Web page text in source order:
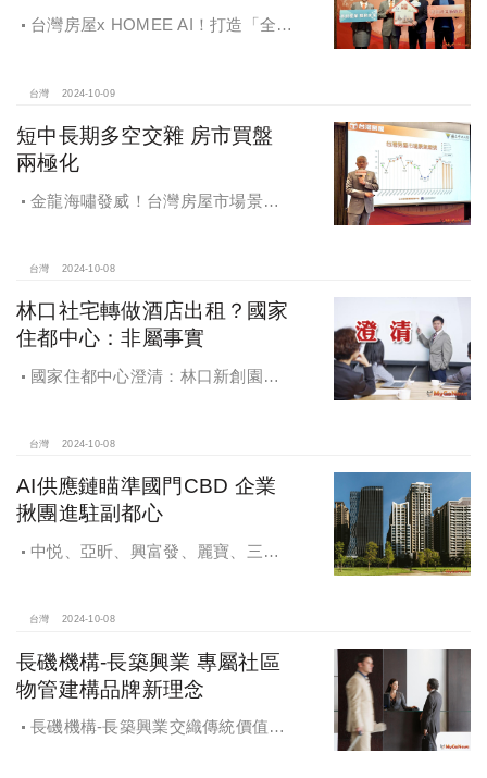
台灣房屋x HOMEE AI！打造「全能
台灣 2024-10-09
短中長期多空交雜 房市買盤
兩極化
金龍海嘯發威！台灣房屋市場景氣
望全壘打
台灣 2024-10-08
林口社宅轉做酒店出租？國家
住都中心：非屬事實
國家住都中心澄清：林口新創園秉
台灣 2024-10-08
AI供應鏈瞄準國門CBD 企業
揪團進駐副都心
中悦、亞昕、興富發、麗寶、三發
未來還陸續有超過7萬坪辦公樓面積新
台灣 2024-10-08
長磯機構-長築興業 專屬社區
物管建構品牌新理念
長磯機構-長築興業交織傳統價值與